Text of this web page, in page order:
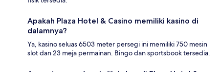
Apakah Plaza Hotel & Casino memiliki kasino di
dalamnya?
Ya, kasino seluas 6503 meter persegi ini memiliki 750 mesin
slot dan 23 meja permainan. Bingo dan sportsbook tersedia.